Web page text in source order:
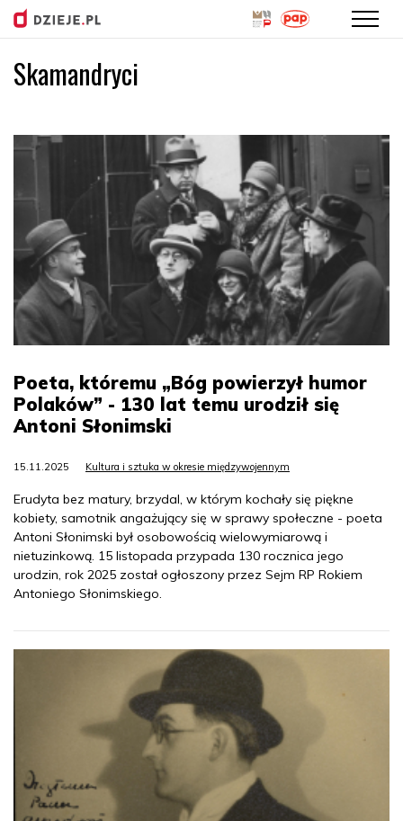
Skamandryci
Poeta, któremu „Bóg powierzył humor
Polaków” - 130 lat temu urodził się
Antoni Słonimski
15.11.2025 Kultura i sztuka w okresie międzywojennym
Erudyta bez matury, brzydal, w którym kochały się piękne
kobiety, samotnik angażujący się w sprawy społeczne - poeta
Antoni Słonimski był osobowością wielowymiarową i
nietuzinkową. 15 listopada przypada 130 rocznica jego
urodzin, rok 2025 został ogłoszony przez Sejm RP Rokiem
Antoniego Słonimskiego.